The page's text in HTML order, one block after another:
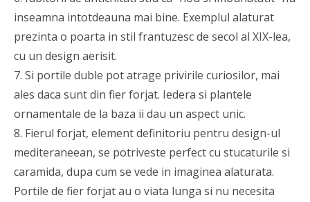
inseamna intotdeauna mai bine. Exemplul alaturat
prezinta o poarta in stil frantuzesc de secol al XIX-lea,
cu un design aerisit.
7. Si portile duble pot atrage privirile curiosilor, mai
ales daca sunt din fier forjat. Iedera si plantele
ornamentale de la baza ii dau un aspect unic.
8. Fierul forjat, element definitoriu pentru design-ul
mediteraneean, se potriveste perfect cu stucaturile si
caramida, dupa cum se vede in imaginea alaturata.
Portile de fier forjat au o viata lunga si nu necesita